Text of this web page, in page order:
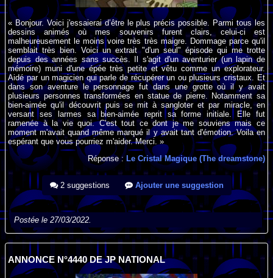
« Bonjour. Voici j'essaierai d’être le plus précis possible. Parmi tous les
dessins animés où mes souvenirs furent clairs, celui-ci est
malheureusement le moins voire très très maigre. Dommage parce qu'il
semblait très bien. Voici un extrait "d'un seul" épisode qui me trotte
depuis des années sans succès. Il s'agit d'un aventurier (un lapin de
mémoire) muni d'une épée très petite et vêtu comme un explorateur.
Aidé par un magicien qui parle de récupérer un ou plusieurs cristaux. Et
dans son aventure le personnage fut dans une grotte où il y avait
plusieurs personnes transformées en statue de pierre. Notamment sa
bien-aimée qu'il découvrit puis se mit à sangloter et par miracle, en
versant ses larmes sa bien-aimée reprit sa forme initiale. Elle fut
ramenée à la vie quoi. C'est tout ce dont je me souviens mais ce
moment m'avait quand même marqué il y avait tant d'émotion. Voila en
espérant que vous pourriez m'aider. Merci. »
Réponse : Le Cristal Magique (The dreamstone)
2 suggestions Ajouter une suggestion
Postée le 27/03/2022.
ANNONCE N°4440 DE JP NATIONAL